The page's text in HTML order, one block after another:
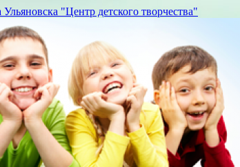
"Центр детского творчества"